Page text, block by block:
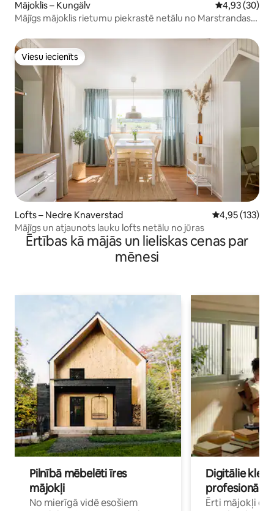
Mājoklis – Kungälv Vidējais
4,93 (30)
Mājīgs mājoklis rietumu piekrastē netālu no Marstrandas,
Viesu iecienīts
Viesu iecienīts
Lofts – Nedre Knaverstad Vidējais
4,95 (133)
Mājīgs un atjaunots lauku lofts netālu no jūras
Ērtības kā mājās un lieliskas cenas par
mēnesi
Pilnībā mēbelēti īres
mājokļi
No mierīgā vidē esošiem
Digitālie
profesionāļi
Ērti mājokļi